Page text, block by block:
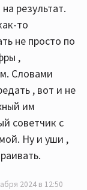
результат.
то
не просто по
,
Словами
, вот и не
им
советчик с
Ну и уши ,
2024 в 12:50